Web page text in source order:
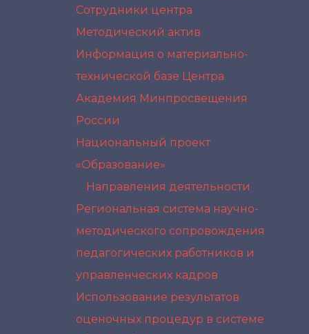
Сотрудники центра
Методический актив
Информация о материально-
технической базе Центра
Академия Минпросвещения
России
Национальный проект
«Образование»
Направления деятельности
Региональная система научно-
методического сопровождения
педагогических работников и
управленческих кадров
Использование результатов
оценочных процедур в системе